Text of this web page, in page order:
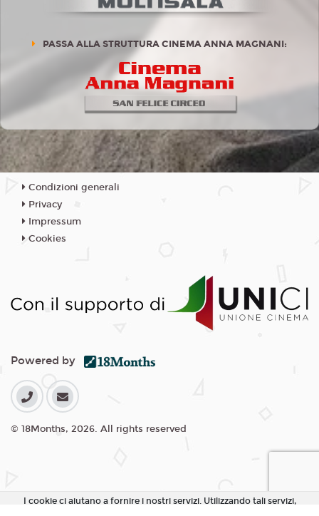
PASSA ALLA STRUTTURA CINEMA ANNA MAGNANI:
Condizioni generali
Privacy
Impressum
Cookies
Powered by
© 18Months, 2026. All rights reserved
I cookie ci aiutano a fornire i nostri servizi. Utilizzando tali servizi,